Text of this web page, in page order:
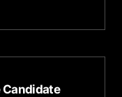
Candidate